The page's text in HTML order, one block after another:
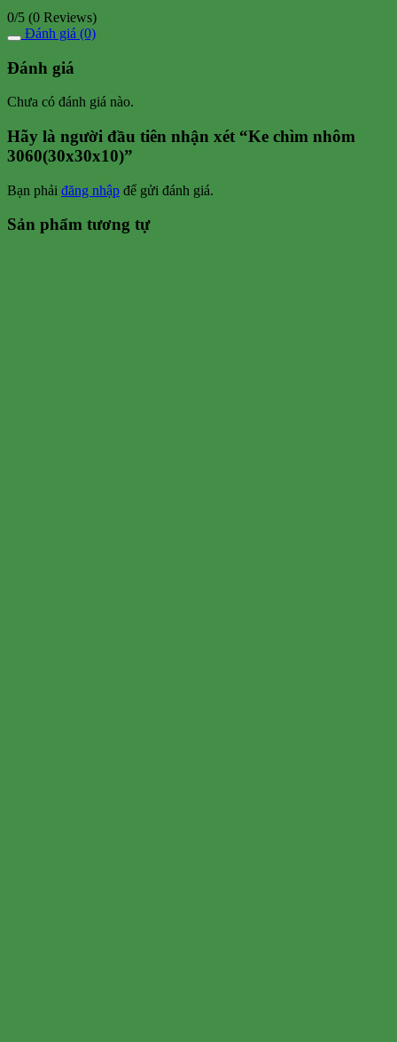
0/5 (0 Reviews)
Đánh giá (0)
Đánh giá
Chưa có đánh giá nào.
Hãy là người đầu tiên nhận xét “Ke chìm nhôm
3060(30x30x10)”
Bạn phải đăng nhập để gửi đánh giá.
Sản phẩm tương tự